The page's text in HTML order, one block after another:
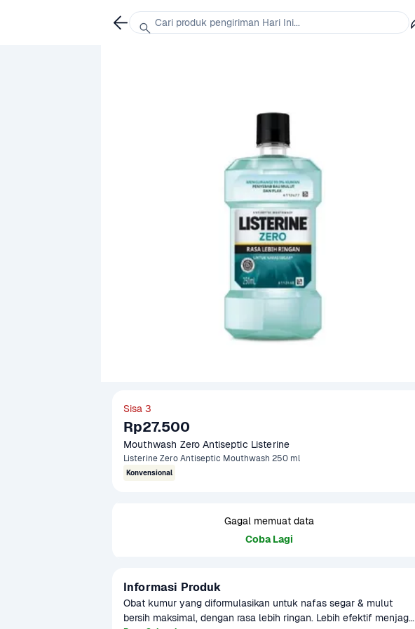
Sisa 3
Rp27.500
Mouthwash Zero Antiseptic Listerine
Listerine Zero Antiseptic Mouthwash 250 ml
Konvensional
Gagal memuat data
Coba Lagi
Informasi Produk
Obat kumur yang diformulasikan untuk nafas segar & mulut
bersih maksimal, dengan rasa lebih ringan. Lebih efektif menjaga
Cari produk pengiriman Hari Ini...